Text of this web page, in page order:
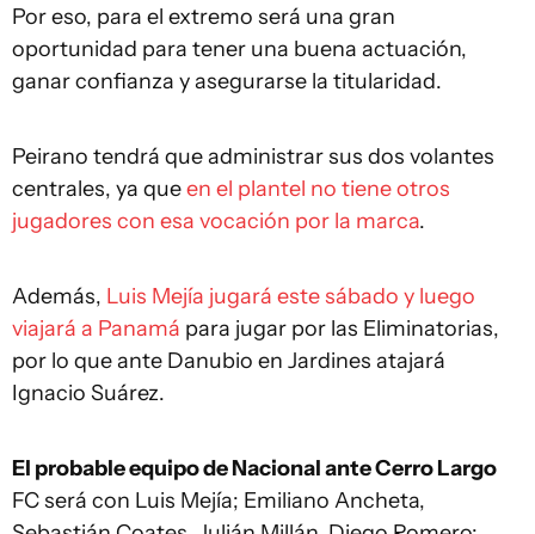
Por eso, para el extremo será una gran
oportunidad para tener una buena actuación,
ganar confianza y asegurarse la titularidad.
Peirano tendrá que administrar sus dos volantes
centrales, ya queen el plantel no tiene otros
jugadores con esa vocación por la marca.
Además, Luis Mejía jugará este sábado y luego
viajará a Panamá para jugar por las Eliminatorias,
por lo que ante Danubio en Jardines atajará
Ignacio Suárez.
El probable equipo de Nacional ante Cerro Largo
FC será con Luis Mejía; Emiliano Ancheta,